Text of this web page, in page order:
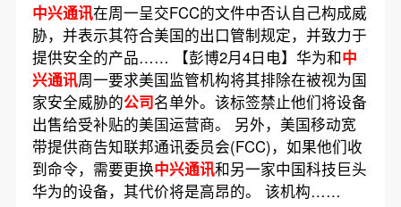
中兴通讯在周一呈交FCC的文件中否认自己构成威
胁，并表示其符合美国的出口管制规定，并致力于
提供安全的产品…… 【彭博2月4日电】华为和中
兴通讯周一要求美国监管机构将其排除在被视为国
家安全威胁的公司名单外。该标签禁止他们将设备
出售给受补贴的美国运营商。 另外，美国移动宽
带提供商告知联邦通讯委员会(FCC)，如果他们收
到命令，需要更换中兴通讯和另一家中国科技巨头
华为的设备，其代价将是高昂的。 该机构……